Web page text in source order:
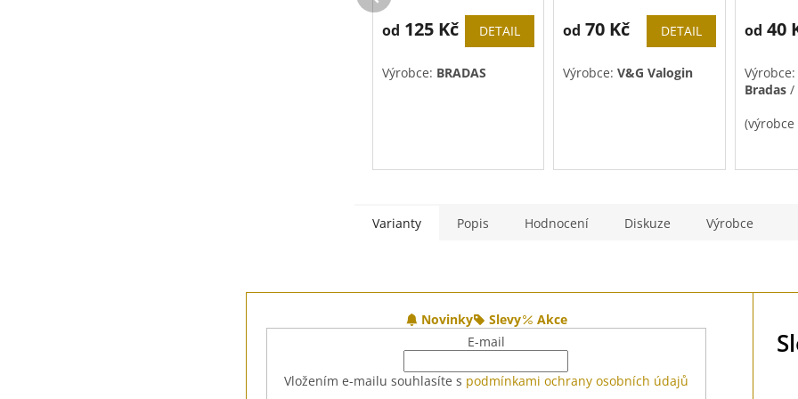
od 125 Kč DETAIL
Výrobce: BRADAS
produktu
z
od 70 Kč DETAIL
Výrobce:V&G Valogin
produktu
z
5
od 40
Výrobce:
Bradas/
Varianty Popis Hodnocení Diskuze Výrobce
Novinky Slevy
Akce
E-mail
Vložením e-mailu souhlasíte s podmínkami ochrany osobních údajů